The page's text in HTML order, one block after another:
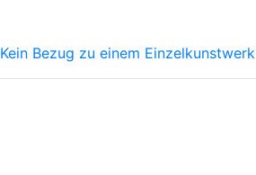
Kein Bezug zu einem Einzelkunstwerk